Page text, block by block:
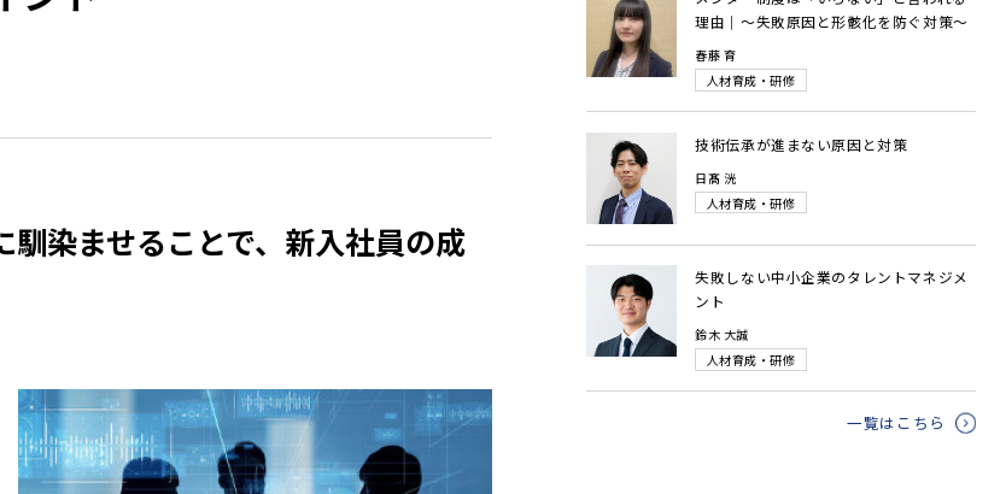
染ませることで、新入社員の成
理由｜～失敗原因と形骸化を防ぐ対策～
春藤 育
人材育成・研修
技術伝承が進まない原因と対策
日髙 洸
人材育成・研修
失敗しない中小企業のタレントマネジメ
ント
鈴木 大誠
人材育成・研修
一覧はこちら